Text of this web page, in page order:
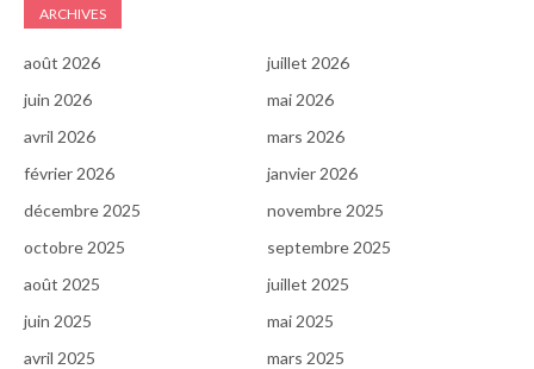
ARCHIVES
août 2026
juillet 2026
juin 2026
mai 2026
avril 2026
mars 2026
février 2026
janvier 2026
décembre 2025
novembre 2025
octobre 2025
septembre 2025
août 2025
juillet 2025
juin 2025
mai 2025
avril 2025
mars 2025